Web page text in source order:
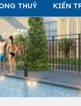
THUỶ KIẾN